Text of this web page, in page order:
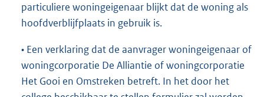
particuliere woningeigenaar blijkt dat de woning als
hoofdverblijfplaats in gebruik is.
• Een verklaring dat de aanvrager woningeigenaar of
woningcorporatie De Alliantie of woningcorporatie
Het Gooi en Omstreken betreft. In het door het